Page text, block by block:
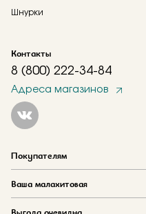
Шнурки
Контакты
8 (800) 222-34-84
Адреса магазинов
Покупателям
Ваша малахитовая